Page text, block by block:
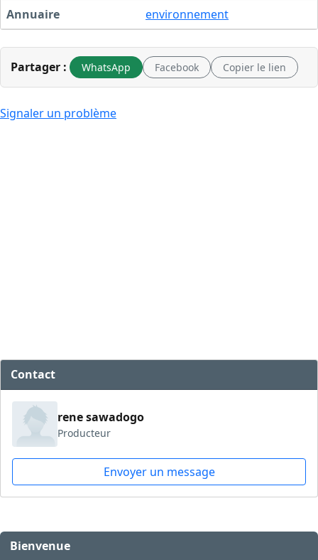
Annuaire
environnement
Partager : WhatsApp Facebook Copier le lien
Signaler un problème
Contact
rene sawadogo
Producteur
Envoyer un message
Bienvenue